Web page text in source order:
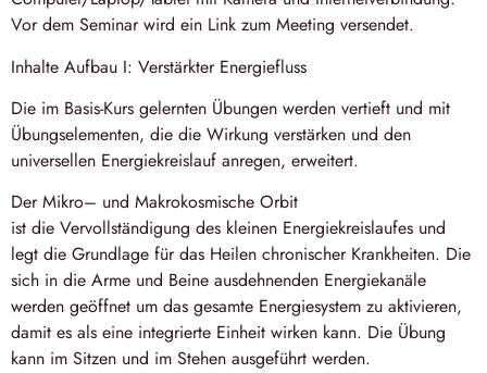
Vor dem Seminar wird ein Link zum Meeting versendet.
Inhalte Aufbau I: Verstärkter Energiefluss
Die im Basis-Kurs gelernten Übungen werden vertieft und mit
Übungselementen, die die Wirkung verstärken und den
universellen Energiekreislauf anregen, erweitert.
Der Mikro– und Makrokosmische Orbit
ist die Vervollständigung des kleinen Energiekreislaufes und
legt die Grundlage für das Heilen chronischer Krankheiten. Die
sich in die Arme und Beine ausdehnenden Energiekanäle
werden geöffnet um das gesamte Energiesystem zu aktivieren,
damit es als eine integrierte Einheit wirken kann. Die Übung
kann im Sitzen und im Stehen ausgeführt werden.